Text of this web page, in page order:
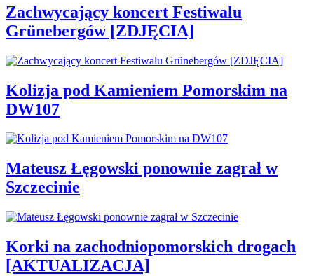
Zachwycający koncert Festiwalu
Grünebergów [ZDJĘCIA]
Kolizja pod Kamieniem Pomorskim na
DW107
Mateusz Łęgowski ponownie zagrał w
Szczecinie
Korki na zachodniopomorskich drogach
[AKTUALIZACJA]